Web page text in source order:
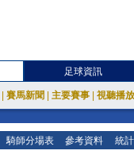
足球資訊
賽馬新聞 主要賽事 視聽播
騎師分場表 參考資料 統